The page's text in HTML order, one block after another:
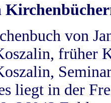
von
früher
liegt in der